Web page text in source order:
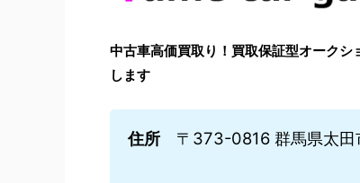
中古車高価買取り！買取保証型オーク
します
住所 〒373-0816 群馬県太田